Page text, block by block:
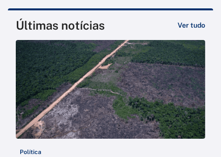
Últimas notícias Ver tudo
Política